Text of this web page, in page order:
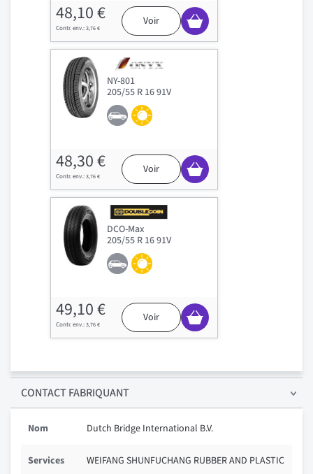
48,10 €
3,76 €
Voir
NY-801
205/55 R 16 91V
48,30 €
3,76 €
Voir
DCO-Max
205/55 R 16 91V
49,10 €
3,76 €
Voir
CONTACT FABRIQUANT
Nom Dutch Bridge International B.V.
Services
WEIFANG SHUNFUCHANG RUBBER AND PLASTIC